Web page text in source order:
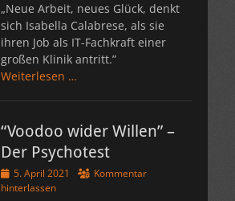
„Neue Arbeit, neues Glück, denkt
sich Isabella Calabrese, als sie
ihren Job als IT-Fachkraft einer
großen Klinik antritt.”
Weiterlesen …
“Voodoo wider Willen” –
Der Psychotest
Veröffentlicht
am
5. April 2021
Kommentar
hinterlassen